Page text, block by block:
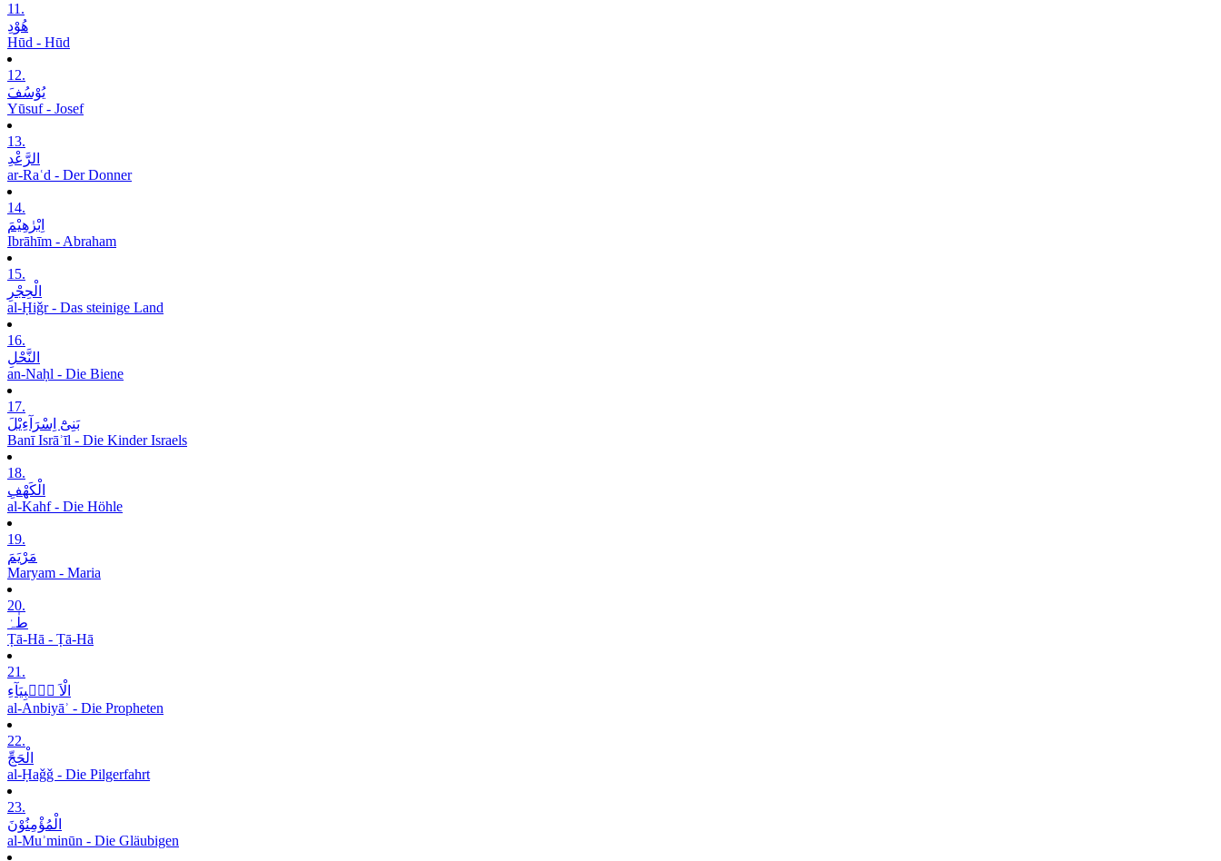
11.
ھُوْدِ
Hūd - Hūd
12.
یُوْسُفَ
Yūsuf - Josef
13.
الرَّعْدِ
ar-Raʿd - Der Donner
14.
اِبْرٰھِیْمَ
Ibrāhīm - Abraham
15.
الْحِجْرِ
al-Ḥiǧr - Das steinige Land
16.
النَّحْلِ
an-Naḥl - Die Biene
17.
بَنِیْٓ اِسْرَآءِیْلَ
Banī Isrāʾīl - Die Kinder Israels
18.
الْکَھْفِ
al-Kahf - Die Höhle
19.
مَرْیَمَ
Maryam - Maria
20.
طٰہٰ
Ṭā-Hā - Ṭā-Hā
21.
الْاَ نۡۢبِیَآءِ
al-Anbiyāʾ - Die Propheten
22.
الْحَجِّ
al-Ḥaǧǧ - Die Pilgerfahrt
23.
الْمُؤْمِنُوْنَ
al-Muʾminūn - Die Gläubigen